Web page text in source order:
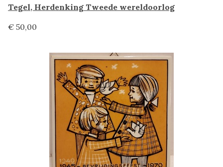
Tegel, Herdenking Tweede wereldoorlog
€ 50,00